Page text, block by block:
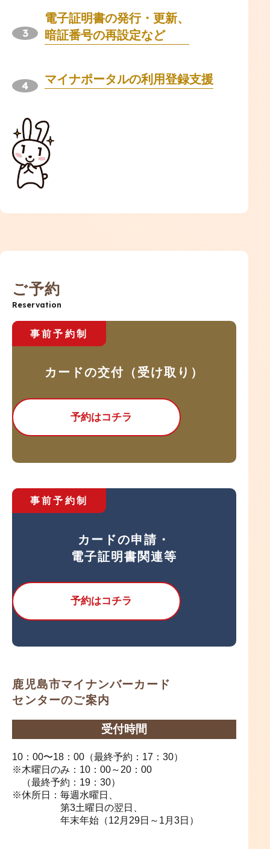
電子証明書の発行・更新、
暗証番号の再設定など
マイナポータルの利用登録支援
ご予約
Reservation
事前予約制
カードの交付（受け取り）
予約はコチラ
事前予約制
カードの申請・
電子証明書関連等
予約はコチラ
鹿児島市マイナンバーカード
センターのご案内
受付時間
10：00〜18：00（最終予約：17：30）
※木曜日のみ：10：00～20：00
（最終予約：19：30）
※休所日：毎週水曜日、
第3土曜日の翌日、
年末年始（12月29日～1月3日）